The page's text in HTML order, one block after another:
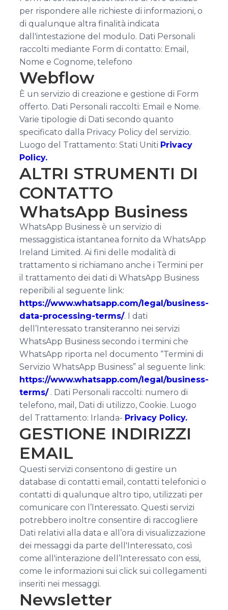
per rispondere alle richieste di informazioni, o
di qualunque altra finalità indicata
dall'intestazione del modulo. Dati Personali
raccolti mediante Form di contatto: Email,
Nome e Cognome, telefono
Webflow
È un servizio di creazione e gestione di Form
offerto. Dati Personali raccolti: Email e Nome.
Varie tipologie di Dati secondo quanto
specificato dalla Privacy Policy del servizio.
Luogo del Trattamento: Stati Uniti Privacy
Policy.
ALTRI STRUMENTI DI
CONTATTO
WhatsApp Business
WhatsApp Business è un servizio di
messaggistica istantanea fornito da WhatsApp
Ireland Limited. Ai fini delle modalità di
trattamento si richiamano anche i Termini per
il trattamento dei dati di WhatsApp Business
reperibili al seguente link:
https://www.whatsapp.com/legal/business-
data-processing-terms/. I dati
dell’Interessato transiteranno nei servizi
WhatsApp Business secondo i termini che
WhatsApp riporta nel documento “Termini di
Servizio WhatsApp Business” al seguente link:
https://www.whatsapp.com/legal/business-
terms/. Dati Personali raccolti: numero di
telefono, mail, Dati di utilizzo, Cookie. Luogo
del Trattamento: Irlanda- Privacy Policy.
GESTIONE INDIRIZZI
EMAIL
Questi servizi consentono di gestire un
database di contatti email, contatti telefonici o
contatti di qualunque altro tipo, utilizzati per
comunicare con l’Interessato. Questi servizi
potrebbero inoltre consentire di raccogliere
Dati relativi alla data e all’ora di visualizzazione
dei messaggi da parte dell'Interessato, così
come all'interazione dell’Interessato con essi,
come le informazioni sui click sui collegamenti
inseriti nei messaggi.
Newsletter